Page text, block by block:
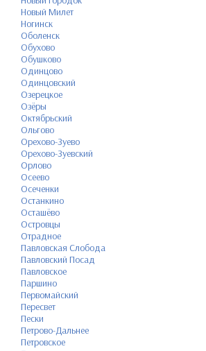
Новый Милет
Ногинск
Оболенск
Обухово
Обушково
Одинцово
Одинцовский
Озерецкое
Озёры
Октябрьский
Ольгово
Орехово-Зуево
Орехово-Зуевский
Орлово
Осеево
Осеченки
Останкино
Осташёво
Островцы
Отрадное
Павловская Слобода
Павловский Посад
Павловское
Паршино
Первомайский
Пересвет
Пески
Петрово-Дальнее
Петровское